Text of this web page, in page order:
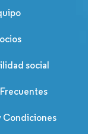
social
Condiciones